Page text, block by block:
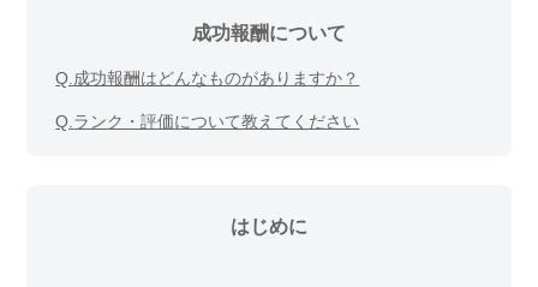
成功報酬について
Q. 成功報酬はどんなものがありますか？
Q. ランク・評価について教えてください
はじめに